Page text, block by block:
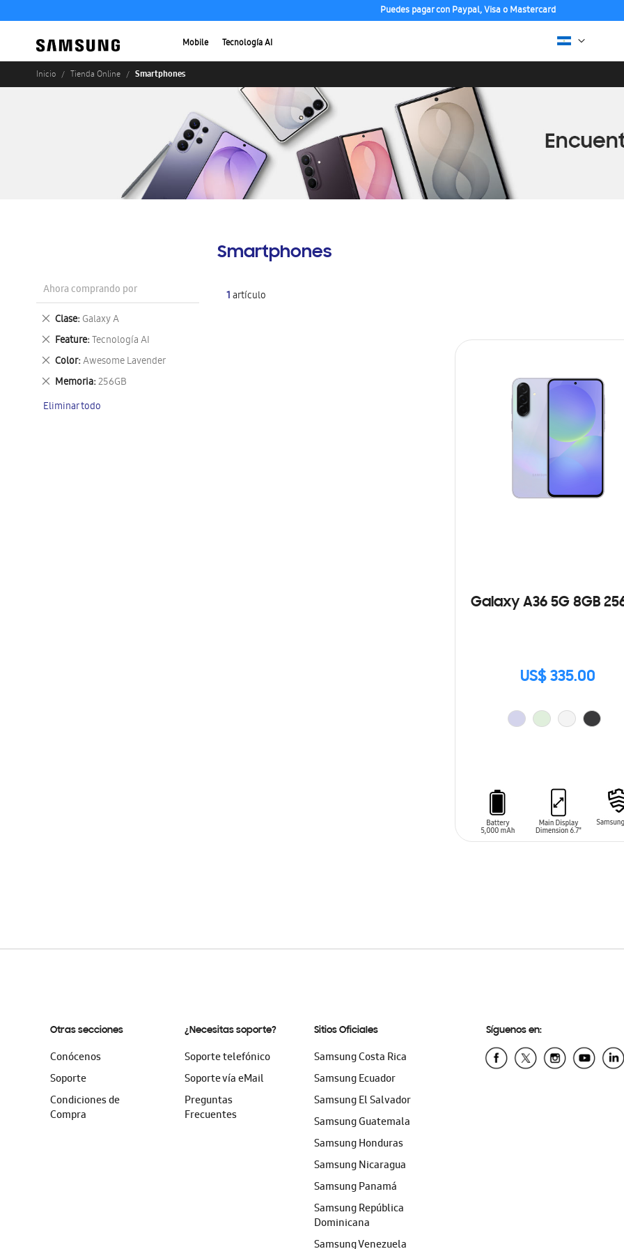
Puedes pagar con Paypal, Visa o Mastercard
Mobile Tecnología AI
Inicio Tienda Online Smartphones
Smartphones
1artículo
Galaxy A36 5G 8GB
US$ 335.00
Ahora comprando por
Clase Galaxy A
Eliminar
este
artículo
Feature Tecnología AI
Eliminar
este
artículo
Color Awesome Lavender
Eliminar
este
artículo
Memoria 256GB
Eliminar
artículo
Eliminar todo
Otras secciones
Conócenos
Soporte
Condiciones de
Compra
¿Necesitas soporte?
Soporte telefónico
Soporte vía eMail
Preguntas
Frecuentes
Sitios Oficiales
Samsung Costa Rica
Samsung Ecuador
Samsung El Salvador
Samsung Guatemala
Samsung Honduras
Samsung Nicaragua
Samsung Panamá
Samsung República
Dominicana
Samsung Venezuela
Síguenos en: